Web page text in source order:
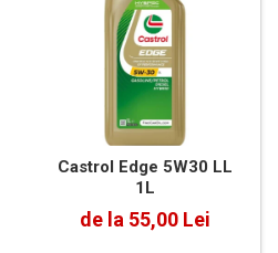
Castrol Edge 5W30 LL
1L
de la 55,00 Lei